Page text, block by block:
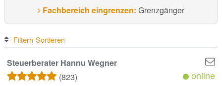
Fachbereich eingrenzen: Grenzgänger
Filtern Sortieren
Steuerberater Hannu Wegner
(823)
online